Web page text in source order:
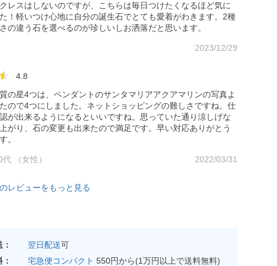
レスはしないのですが、こちらは毎日つけたくなるほど気に
！軽いつけ心地に自分の誕生石でとても愛着がわきます。2種
の違う石を選べるのが珍しいしお洒落だと思います。
2023/12/29
4.8
の星4つは、ペンダントのサンタマリアアクアマリンの写真よ
ので4つにしました。ネットショッピングの難しさですね。仕
認が出来るようになるといいですね。思っていた通り涼しげな
がり、石の変更も出来たので満足です。早い対応ありがとう
。
（女性） 2022/03/31
レビューをもっと見る
翌日配送可
宅急便コンパクト 550円から(1万円以上で送料無料)